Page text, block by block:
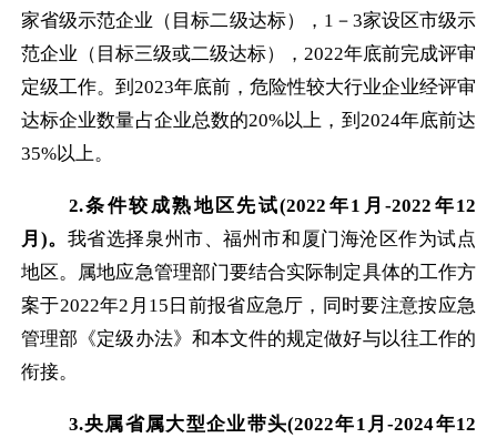
家省级示范企业（目标二级达标）， 1 － 3家设区市级示
范企业（目标三级或二级达标）， 2022年底前完成评审
定级工作。到 2023年底前，危险性较大行业企业经评审
达标企业数量占企业总数的20%以上，到 2024年底前达
35%以上。
2.条件较成熟地区先试(2022 年1 月-2022 年12
月 )。 我省选择泉州市、福州市和厦门海沧区作为试点
地区。属地应急管理部门要结合实际制定具体的工作方
案于2022年2 月 15 日前报省应急厅，同时要注意按应急
管理部《定级办法》和本文件的规定做好与以往工作的
衔接。
3.央属省属大型企业带头(2022年1 月-2024年12